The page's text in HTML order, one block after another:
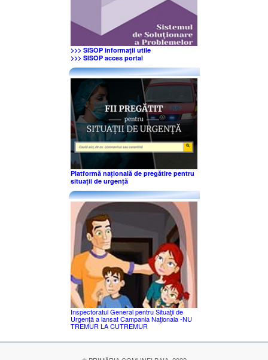
>>> SISOP informaţii utile
>>> SISOP acces portal
Platformă națională de pregătire pentru
situații de urgență
Inspectoratul General pentru Situaţii de
Urgenţă a lansat Campania Naţionala -NU
TREMUR LA CUTREMUR